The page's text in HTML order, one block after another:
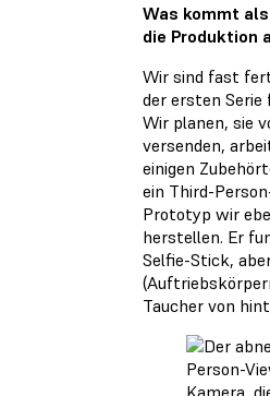
Was kommt
die Produktion
Wir sind fast
der ersten Serie
Wir planen, sie
versenden,
einigen
ein Third-
Prototyp wir
herstellen. Er
Selfie-Stick,
Taucher von